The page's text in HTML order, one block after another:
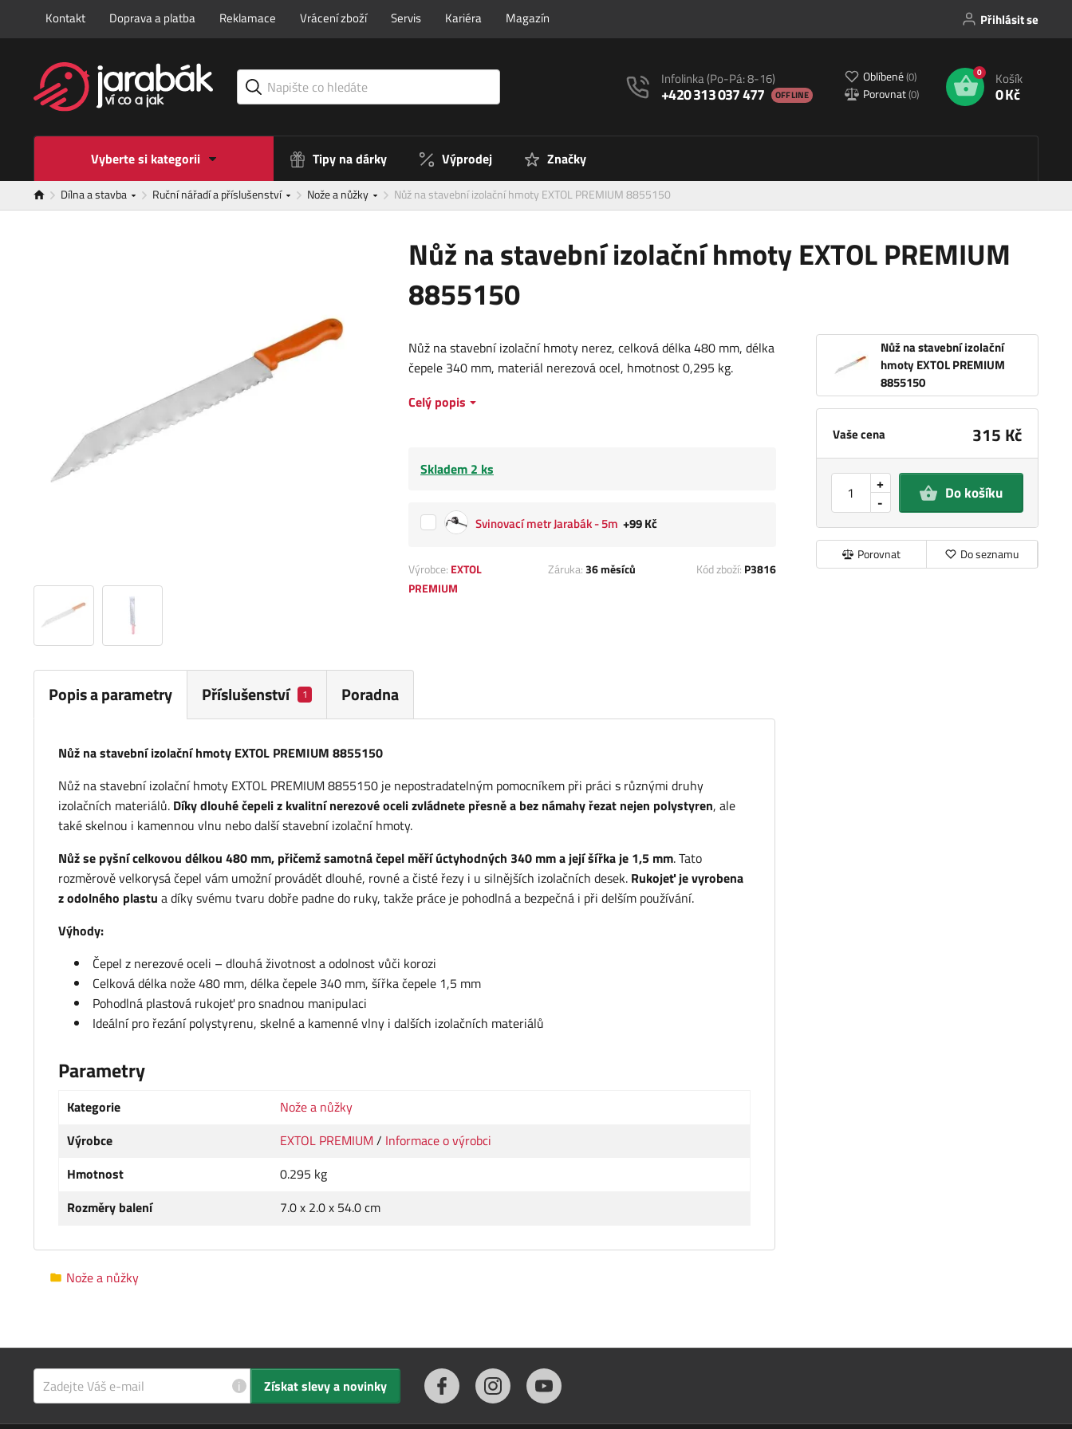
Kontakt Doprava a platba Reklamace Vrácení zboží Servis Kariéra Magazín Přihlásit se
Infolinka(Po-Pá: 8-16)
+420 313 037 477 OFFLINE
Oblíbené(0)
Porovnat(0)
0 Košík
0 Kč
Vyberte si kategorii Tipy na dárky Výprodej Značky
Dílna a stavba Ruční nářadí a příslušenství Nože a nůžky Nůž na stavební izolační hmoty EXTOL PREMIUM 8855150
Nůž na stavební izolační hmoty EXTOL PREMIUM
8855150
Nůž na stavební izolační
hmoty EXTOL PREMIUM
8855150
Vaše cena 315 Kč
-
+ Do košíku
Porovnat Do seznamu
Nůž na stavební izolační hmoty nerez, celková délka 480 mm, délka
čepele 340 mm, materiál nerezová ocel, hmotnost 0,295 kg.
Celý popis
Skladem 2 ks
Svinovací metr Jarabák - 5m +99 Kč
Výrobce: EXTOL
PREMIUM
Záruka:36 měsíců Kód zboží: P3816
Popis a parametry Příslušenství 1 Poradna
Nůž na stavební izolační hmoty EXTOL PREMIUM 8855150
Nůž na stavební izolační hmoty EXTOL PREMIUM 8855150 je nepostradatelným pomocníkem při práci s různými druhy
izolačních materiálů. Díky dlouhé čepeli z kvalitní nerezové oceli zvládnete přesně a bez námahy řezat nejen polystyren, ale
také skelnou i kamennou vlnu nebo další stavební izolační hmoty.
Nůž se pyšní celkovou délkou 480 mm, přičemž samotná čepel měří úctyhodných 340 mm a její šířka je 1,5 mm. Tato
rozměrově velkorysá čepel vám umožní provádět dlouhé, rovné a čisté řezy i u silnějších izolačních desek. Rukojeť je vyrobena
z odolného plastu a díky svému tvaru dobře padne do ruky, takže práce je pohodlná a bezpečná i při delším používání.
Výhody:
Čepel z nerezové oceli – dlouhá životnost a odolnost vůči korozi
Celková délka nože 480 mm, délka čepele 340 mm, šířka čepele 1,5 mm
Pohodlná plastová rukojeť pro snadnou manipulaci
Ideální pro řezání polystyrenu, skelné a kamenné vlny i dalších izolačních materiálů
Parametry
Kategorie
Nože a nůžky
Výrobce
EXTOL PREMIUM / Informace o výrobci
Hmotnost
0.295 kg
Rozměry balení
7.0 x 2.0 x 54.0 cm
Nože a nůžky
i Získat slevy a novinky